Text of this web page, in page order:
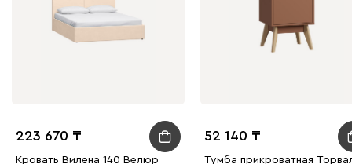
223 670
Кровать Вилена 140 Велюр
52 140
Тумба прикроватная